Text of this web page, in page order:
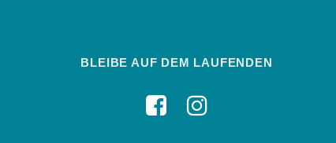
BLEIBE AUF DEM LAUFENDEN